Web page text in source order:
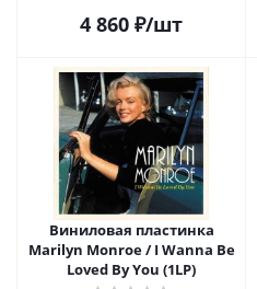
4 860 ₽/шт
Виниловая пластинка
Marilyn Monroe / I Wanna Be
Loved By You (1LP)